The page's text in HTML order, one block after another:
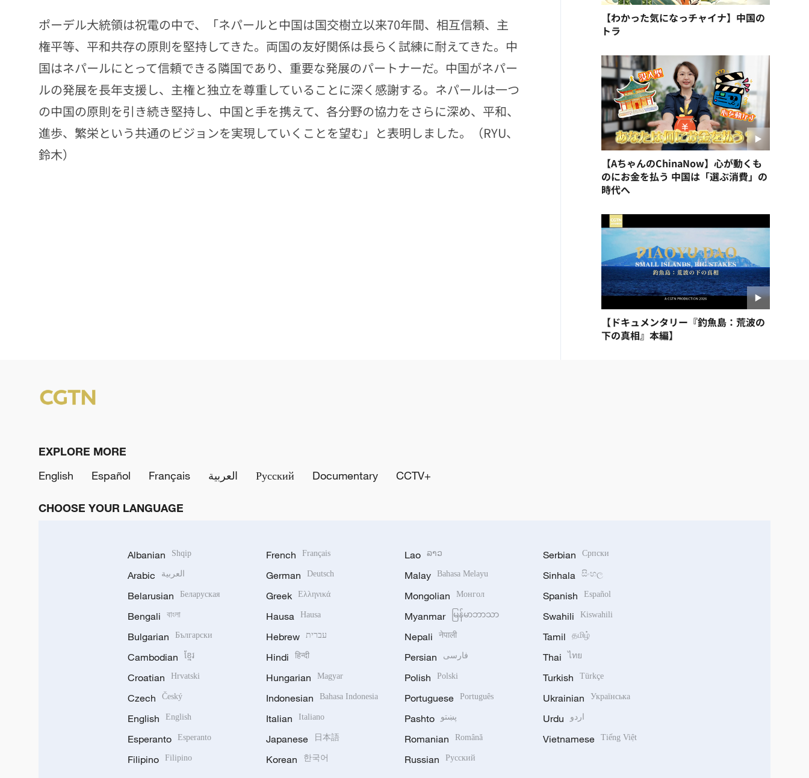
ポーデル大統領は祝電の中で、「ネパールと中国は国交樹立以来70年間、相互信頼、主
権平等、平和共存の原則を堅持してきた。両国の友好関係は長らく試練に耐えてきた。中
国はネパールにとって信頼できる隣国であり、重要な発展のパートナーだ。中国がネパー
ルの発展を長年支援し、主権と独立を尊重していることに深く感謝する。ネパールは一つ
の中国の原則を引き続き堅持し、中国と手を携えて、各分野の協力をさらに深め、平和、
進歩、繁栄という共通のビジョンを実現していくことを望む」と表明しました。（RYU、
鈴木）
【わかった気になっチャイナ】中国の
トラ
【AちゃんのChinaNow】心が動くも
のにお金を払う 中国は「選ぶ消費」の
時代へ
【ドキュメンタリー『釣魚島：荒波の
下の真相』本編】
EXPLORE MORE
English
Español Français العربية Русский Documentary CCTV+
CHOOSE YOUR LANGUAGE
Albanian Shqip
Arabic العربية
Belarusian Беларуская
Bengali বাংলা
Bulgarian Български
Cambodian ខ្មែរ
Croatian Hrvatski
Czech Český
English English
Esperanto Esperanto
Filipino Filipino
French Français
German Deutsch
Greek Ελληνικά
Hausa Hausa
Hebrew עברית
Hindi हिन्दी
Hungarian Magyar
Indonesian Bahasa Indonesia
Italian Italiano
Japanese 日本語
Korean 한국어
Lao ລາວ
Malay Bahasa Melayu
Mongolian Монгол
Myanmar မြန်မာဘာသာ
Nepali नेपाली
Persian فارسی
Polish Polski
Portuguese Português
Pashto پښتو
Romanian Română
Russian Русский
Serbian Српски
Sinhala සිංහල
Spanish Español
Swahili Kiswahili
Tamil தமிழ்
Thai ไทย
Turkish Türkçe
Ukrainian Українська
Urdu اردو
Vietnamese Tiếng Việt